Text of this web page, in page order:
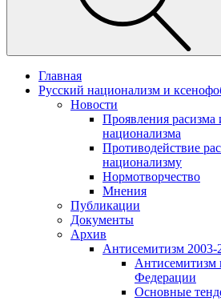
Главная
Русский национализм и
Новости
Проявления расизма
национализма
Противодействие
национализму
Нормотворчество
Мнения
Публикации
Документы
Архив
Антисемитизм 2003-
Антисемитизм
Федерации
Основные